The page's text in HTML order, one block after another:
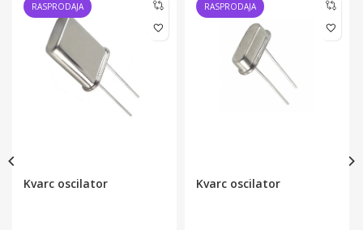
RASPRODAJA
Kvarc oscilator
RASPRODAJA
Kvarc oscilator